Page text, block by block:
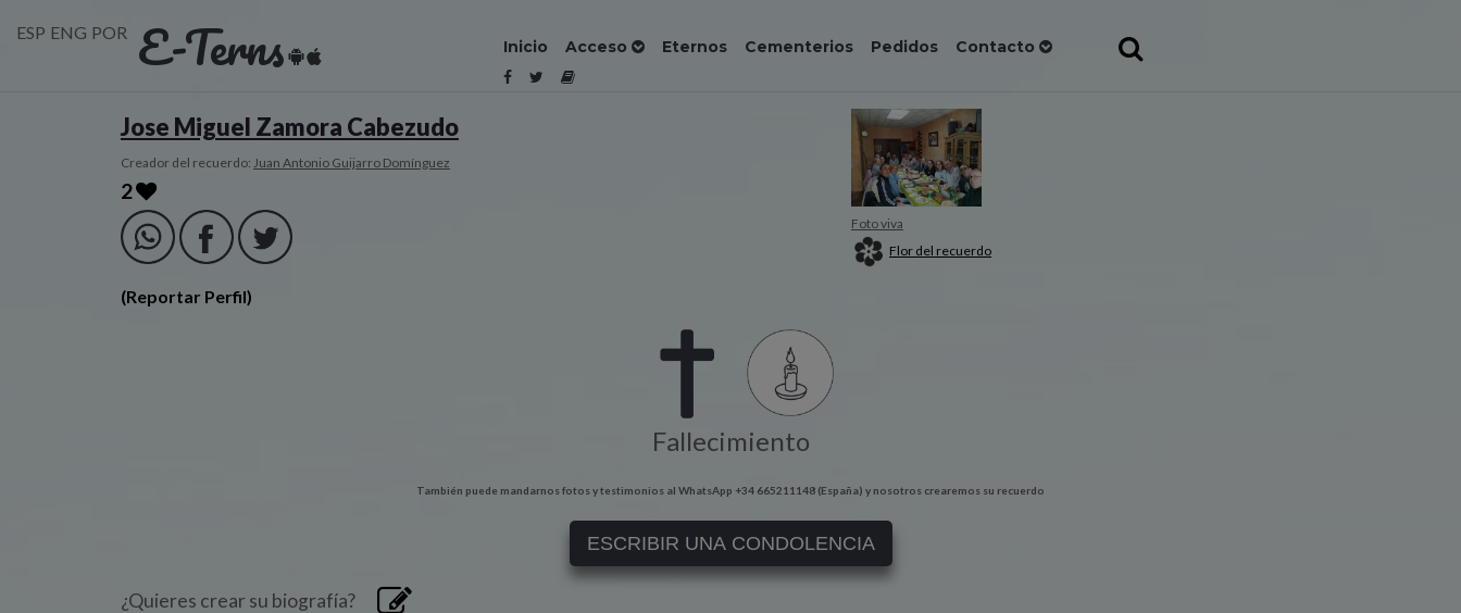
ESP ENG POR E-Terns Inicio Acceso Eternos Cementerios Pedidos Contacto
Jose Miguel Zamora Cabezudo
Creador del recuerdo: Juan Antonio Guijarro Domínguez
2
(Reportar Perfil)
Foto viva
Flor del recuerdo
Fallecimiento
También puede mandarnos fotos y testimonios al WhatsApp +34 665211148 (España) y nosotros crearemos su recuerdo
ESCRIBIR UNA CONDOLENCIA
¿Quieres crear su biografía?